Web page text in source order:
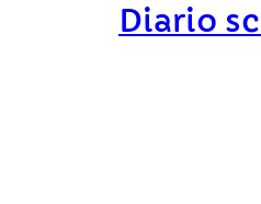
Diario